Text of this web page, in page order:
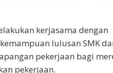
kerjasama dengan
lulusan SMK
pekerjaan bagi
pekerjaan.